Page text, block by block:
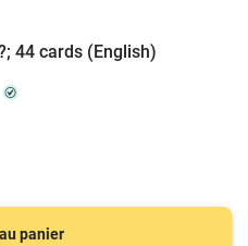
44 cards (English)
panier